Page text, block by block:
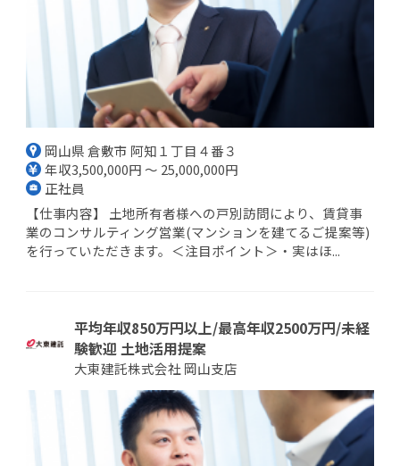
岡山県 倉敷市 阿知１丁目４番３
年収3,500,000円 ～ 25,000,000円
正社員
【仕事内容】 土地所有者様への戸別訪問により、賃貸事
業のコンサルティング営業(マンションを建てるご提案等)
を行っていただきます。＜注目ポイント＞・実はほ...
平均年収850万円以上/最高年収2500万円/未経
験歓迎 土地活用提案
大東建託株式会社 岡山支店